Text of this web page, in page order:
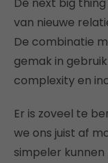
De next big
van nieuwe
De combinatie
gemak in
complexity en
Er is zoveel te
we ons juist af
simpeler kunnen